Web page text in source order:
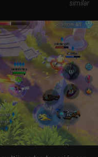
similar